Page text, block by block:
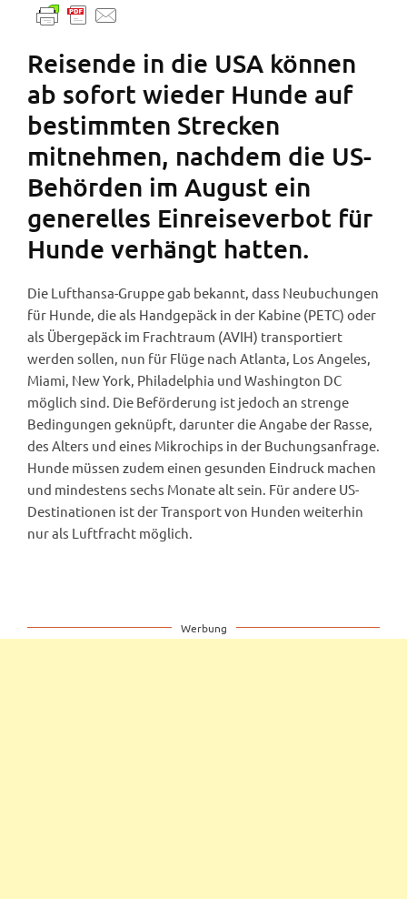
Reisende in die USA können
ab sofort wieder Hunde auf
bestimmten Strecken
mitnehmen, nachdem die US-
Behörden im August ein
generelles Einreiseverbot für
Hunde verhängt hatten.
Die Lufthansa-Gruppe gab bekannt, dass Neubuchungen
für Hunde, die als Handgepäck in der Kabine (PETC) oder
als Übergepäck im Frachtraum (AVIH) transportiert
werden sollen, nun für Flüge nach Atlanta, Los Angeles,
Miami, New York, Philadelphia und Washington DC
möglich sind. Die Beförderung ist jedoch an strenge
Bedingungen geknüpft, darunter die Angabe der Rasse,
des Alters und eines Mikrochips in der Buchungsanfrage.
Hunde müssen zudem einen gesunden Eindruck machen
und mindestens sechs Monate alt sein. Für andere US-
Destinationen ist der Transport von Hunden weiterhin
nur als Luftfracht möglich.
Werbung